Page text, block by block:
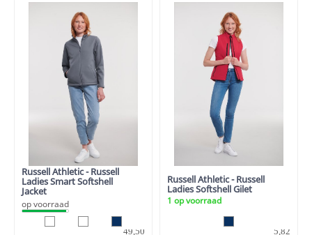
Russell Athletic - Russell
Ladies Smart Softshell
Jacket
op voorraad
49,50
Russell Athletic - Russell
Ladies Softshell Gilet
1 op voorraad
5,82